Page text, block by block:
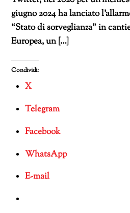
giugno 2024 ha lanciato
“Stato di sorveglianza” in
Europea, un […]
Condividi:
X
Telegram
Facebook
WhatsApp
E-mail